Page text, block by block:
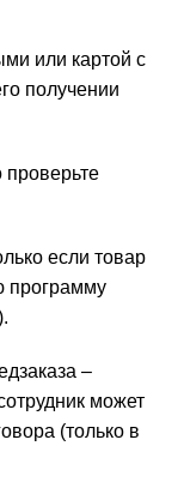
или картой с
получении
проверьте
если товар
программу
–
может
(только в